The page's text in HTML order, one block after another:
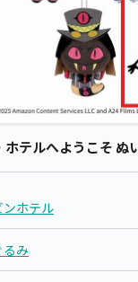
ホテルへようこそ
ンホテル
るみ